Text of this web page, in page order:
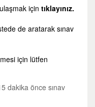
için tıklayınız.
de aratarak sınav
için lütfen
dakika önce sınav